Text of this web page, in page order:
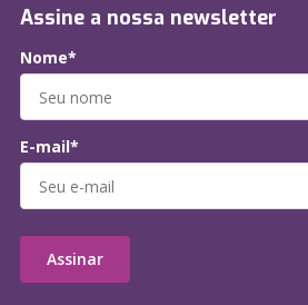
Assine a nossa newsletter
Nome*
E-mail*
Assinar